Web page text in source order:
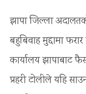
झापा जिल्ला
बहुबिवाह मुद्दामा
कार्यालय झापाबाट
प्रहरी टोलीले यहि